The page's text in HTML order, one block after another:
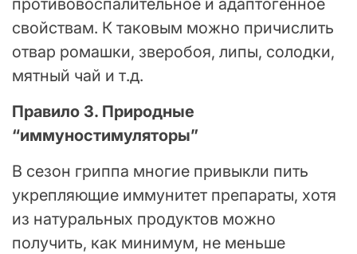
противовоспалительное и адаптогенное
свойствам. К таковым можно причислить
отвар ромашки, зверобоя, липы, солодки,
мятный чай и т.д.
Правило 3. Природные
“иммуностимуляторы”
В сезон гриппа многие привыкли пить
укрепляющие иммунитет препараты, хотя
из натуральных продуктов можно
получить, как минимум, не меньше